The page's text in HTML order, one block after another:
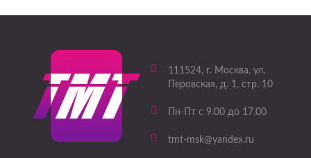
111524, г. Москва, ул.
Перовская, д. 1, стр. 10
Пн-Пт с 9.00 до 17.00
tmt-msk@yandex.ru